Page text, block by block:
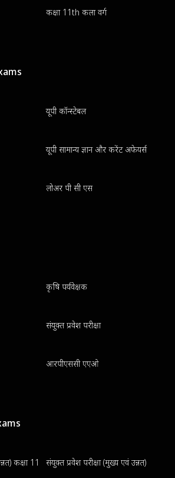
कक्षा 11th कला वर्ग
यूपी कॉन्स्टेबल
यूपी सामान्य ज्ञान और करेंट अफेयर्स
लोअर पी सी एस
कृषि पर्यवेक्षक
संयुक्त प्रवेश परीक्षा
आरपीएससी एएओ
कक्षा 11 संयुक्त प्रवेश परीक्षा (मुख्य एवं उन्नत)